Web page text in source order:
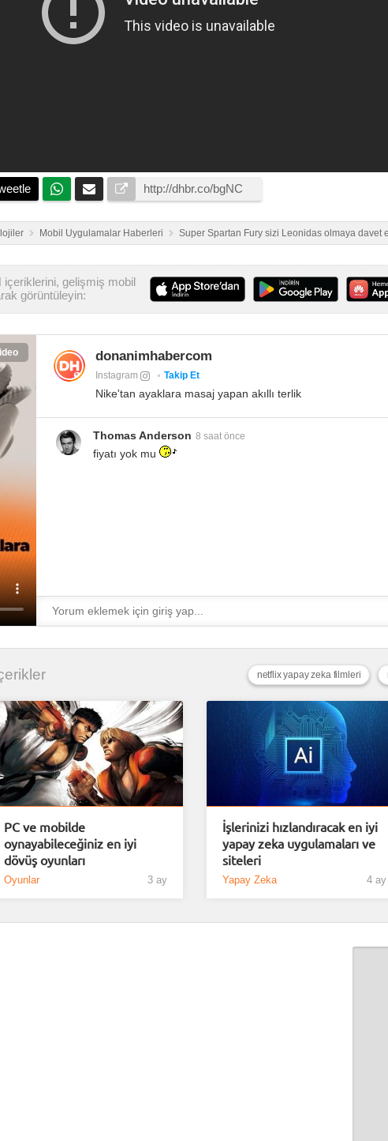
Mobil Uygulamalar Haberleri Super Spartan Fury sizi Leonidas olmaya davet
içeriklerini, gelişmiş mobil
görüntüleyin:
donanimhabercom
Instagram Takip Et
Nike'tan ayaklara masaj yapan akıllı terlik
Thomas Anderson 8 saat önce
fiyatı yok mu
netflix yapay zeka filmleri
PC ve mobilde
oynayabileceğiniz en iyi
dövüş oyunları
Oyunlar 3 ay
İşlerinizi hızlandıracak en iyi
yapay zeka uygulamaları ve
siteleri
Yapay Zeka 4 ay